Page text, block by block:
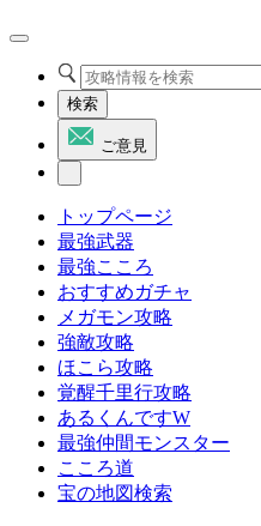
検索
ご意見
トップページ
最強武器
最強こころ
おすすめガチャ
メガモン攻略
強敵攻略
ほこら攻略
覚醒千里行攻略
あるくんですW
最強仲間モンスター
こころ道
宝の地図検索